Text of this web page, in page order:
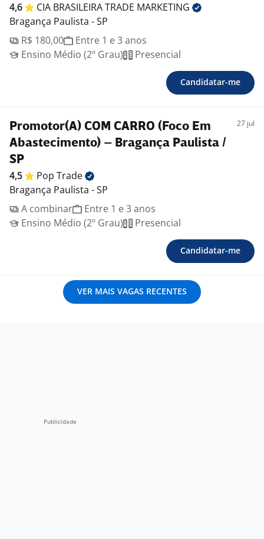
4,6 CIA BRASILEIRA TRADE MARKETING
Bragança Paulista - SP
R$ 180,00
Entre 1 e 3 anos
Ensino Médio (2º Grau)
Presencial
Candidatar-me
Promotor(A) COM CARRO (Foco Em
Abastecimento) – Bragança Paulista /
SP
27 jul
4,5 Pop Trade
Bragança Paulista - SP
A combinar
Entre 1 e 3 anos
Ensino Médio (2º Grau)
Presencial
Candidatar-me
VER MAIS VAGAS RECENTES